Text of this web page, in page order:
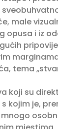
male
opusa i iz
tema
koji su
kojim je,